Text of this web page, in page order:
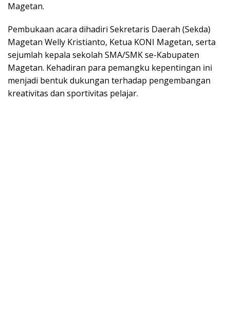
Magetan.
Pembukaan acara dihadiri Sekretaris Daerah (Sekda)
Magetan Welly Kristianto, Ketua KONI Magetan, serta
sejumlah kepala sekolah SMA/SMK se-Kabupaten
Magetan. Kehadiran para pemangku kepentingan ini
menjadi bentuk dukungan terhadap pengembangan
kreativitas dan sportivitas pelajar.